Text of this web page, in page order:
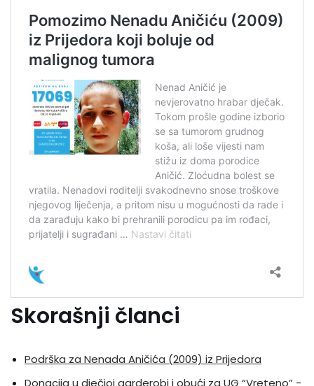
Skorašnji članci
Podrška za Nenada Aničića (2009) iz Prijedora
Donacija u dječjoj garderobi i obući za UG “Vreteno” -